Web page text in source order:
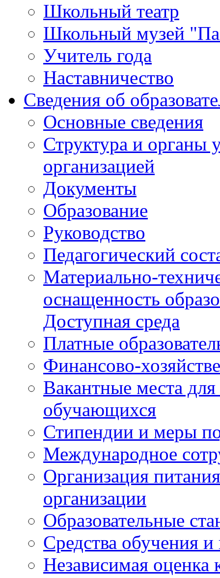
Школьный театр
Школьный музей
Учитель года
Наставничество
Сведения об
Основные сведения
Структура и органы
организацией
Документы
Образование
Руководство
Педагогический
Материально-
оснащенность
Доступная среда
Платные
Финансово-
Вакантные места
обучающихся
Стипендии и меры
Международное
Организация
организации
Образовательные
Средства обучения и
Независимая оценка